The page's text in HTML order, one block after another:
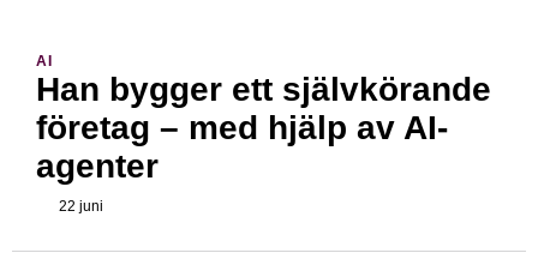
AI
Han bygger ett självkörande
företag – med hjälp av AI-
agenter
22 juni